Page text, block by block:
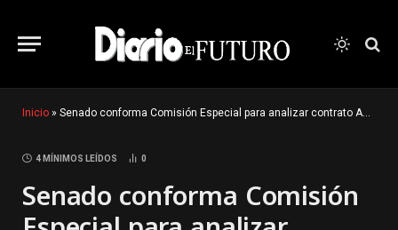
Inicio » Senado conforma Comisión Especial para analizar contrato Aerodom
4 MÍNIMOS LEÍDOS 0
Senado conforma Comisión